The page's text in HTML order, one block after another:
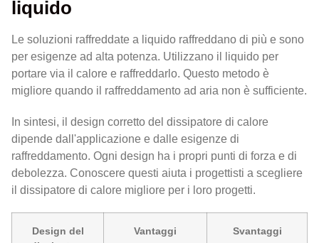
liquido
Le soluzioni raffreddate a liquido raffreddano di più e sono
per esigenze ad alta potenza. Utilizzano il liquido per
portare via il calore e raffreddarlo. Questo metodo è
migliore quando il raffreddamento ad aria non è sufficiente.
In sintesi, il design corretto del dissipatore di calore
dipende dall'applicazione e dalle esigenze di
raffreddamento. Ogni design ha i propri punti di forza e di
debolezza. Conoscere questi aiuta i progettisti a scegliere
il dissipatore di calore migliore per i loro progetti.
Design del
Vantaggi Svantaggi